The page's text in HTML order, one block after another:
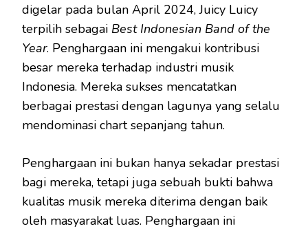
digelar pada bulan April 2024, Juicy Luicy
terpilih sebagai Best Indonesian Band of the
Year. Penghargaan ini mengakui kontribusi
besar mereka terhadap industri musik
Indonesia. Mereka sukses mencatatkan
berbagai prestasi dengan lagunya yang selalu
mendominasi chart sepanjang tahun.
Penghargaan ini bukan hanya sekadar prestasi
bagi mereka, tetapi juga sebuah bukti bahwa
kualitas musik mereka diterima dengan baik
oleh masyarakat luas. Penghargaan ini